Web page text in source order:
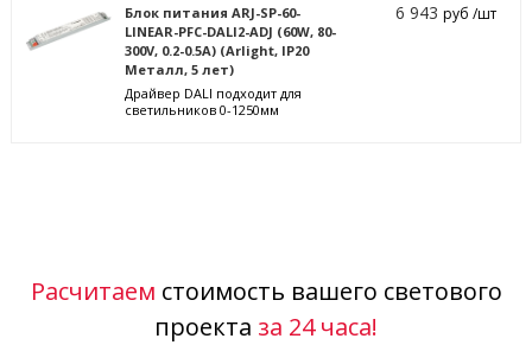
Блок питания ARJ-SP-60-
LINEAR-PFC-DALI2-ADJ (60W, 80-
300V, 0.2-0.5A) (Arlight, IP20
Металл, 5 лет)
Драйвер DALI подходит для
светильников 0-1250мм
6 943руб /шт
Расчитаем стоимость вашего светового
проекта за 24 часа!